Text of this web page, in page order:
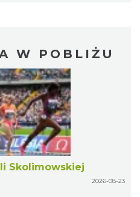
W POBLIŻU
Skolimowskiej
2026-08-23